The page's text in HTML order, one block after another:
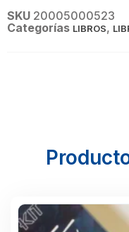
SKU 20005000523
Categorías LIBROS,